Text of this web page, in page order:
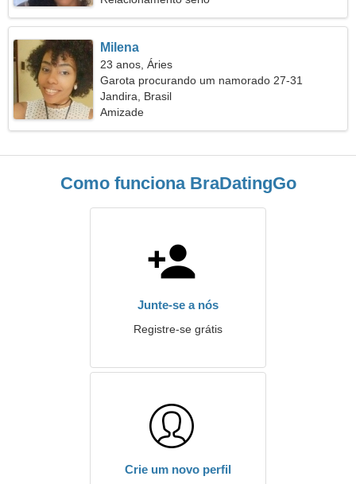
Milena
23 anos, Áries
Garota procurando um namorado 27-31
Jandira, Brasil
Amizade
Como funciona BraDatingGo
Junte-se a nós
Registre-se grátis
Crie um novo perfil